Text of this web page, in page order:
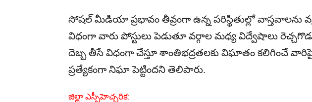
సోషల్ మీడియా ప్రభావం తీవ్రంగా ఉన్న పరిస్థితుల్లో వాస్తవాలను
విధంగా వారు పోస్టులు పెడుతూ వర్గాల మధ్య విద్వేషాలు
దెబ్బ తీసే విధంగా చేస్తూ శాంతిభద్రతలకు విఘాతం కలిగించే
ప్రత్యేకంగా నిఘా పెట్టిందని తెలిపారు.
జిల్లా ఎస్పీహెచ్చరిక: